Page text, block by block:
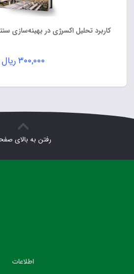
کاربرد تحلیل اکسرژی در بهینه‌سازی
۳۰۰,۰۰۰ریال
رفتن به بالای
اطلاعات